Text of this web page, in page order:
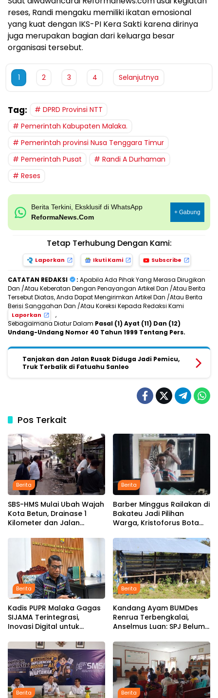
reses, Randi mengaku memiliki ikatan emosional
yang kuat dengan IKS-PI Kera Sakti karena dirinya
juga merupakan bagian dari keluarga besar
organisasi tersebut.
1 2 3 4 Selanjutnya
Tag:
DPRD Provinsi NTT
Pemerintah Kabupaten Malaka.
Pemerintah provinsi Nusa Tenggara Timur
Pemerintah Pusat
Randi A Durhaman
Reses
Berita Terkini, Eksklusif di WhatsApp
ReformaNews.Com
+ Gabung
Tetap Terhubung Dengan Kami:
Laporkan Ikuti Kami Subscribe
CATATAN REDAKSI : Apabila Ada Pihak Yang Merasa Dirugikan
Dan /Atau Keberatan Dengan Penayangan Artikel Dan /Atau Berita
Tersebut Diatas, Anda Dapat Mengirimkan Artikel Dan /Atau Berita
Berisi Sanggahan Dan /Atau Koreksi Kepada Redaksi Kami
Laporkan
,
Sebagaimana Diatur Dalam Pasal (1) Ayat (11) Dan (12)
Undang-Undang Nomor 40 Tahun 1999 Tentang Pers.
Tanjakan dan Jalan Rusak Diduga Jadi Pemicu,
Truk Terbalik di Fatuahu Sanleo
Pos Terkait
Berita
SBS-HMS Mulai Ubah Wajah
Kota Betun, Drainase 1
Kilometer dan Jalan
Pelaksanaan
Berita
Barber Minggus Railakan di
Bakateu Jadi Pilihan
Warga, Kristoforus Bota
Rambut dengan Tarif Rp15
Ribu per Kepala
Berita
Kadis PUPR Malaka Gagas
SIJAMA Terintegrasi,
Inovasi Digital untuk
Infrastruktur
Berita
Kandang Ayam BUMDes
Renrua Terbengkalai,
Anselmus Luan: SPJ Belum
Desa Sejak Januari Belum
Dibayar
Berita Berita